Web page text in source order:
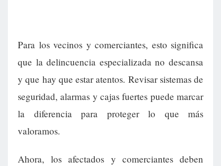
Para los vecinos y comerciantes, esto significa
que la delincuencia especializada no descansa
y que hay que estar atentos. Revisar sistemas de
seguridad, alarmas y cajas fuertes puede marcar
la diferencia para proteger lo que más
valoramos.
Ahora, los afectados y comerciantes deben